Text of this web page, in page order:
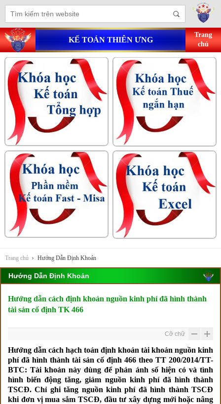
KẾ TOÁN THIÊN ƯNG
Trang
chủ
Trang chủ Hướng Dẫn Định Khoản
Hướng Dẫn Định Khoản
Hướng dẫn cách định khoản nguồn kinh phí đã hình thành
tài sản cố định TK 466
Cỡ chữ
Hướng dẫn cách hạch toán định khoản tài khoản nguồn kinh
phí đã hình thành tài sản cố định 466 theo TT 200/2014/TT-
BTC: Tài khoản này dùng để phản ánh số hiện có và tình
hình biến động tăng, giảm nguồn kinh phí đã hình thành
TSCĐ. Chỉ ghi tăng nguồn kinh phí đã hình thành TSCĐ
khi đơn vị mua sắm TSCĐ, đầu tư xây dựng mới hoặc nâng